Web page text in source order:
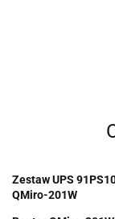
Zestaw UPS
QMiro-201W